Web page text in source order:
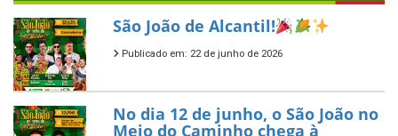
São João de Alcantil!
Publicado em: 22 de junho de 2026
No dia 12 de junho, o São João no
Meio do Caminho chega à